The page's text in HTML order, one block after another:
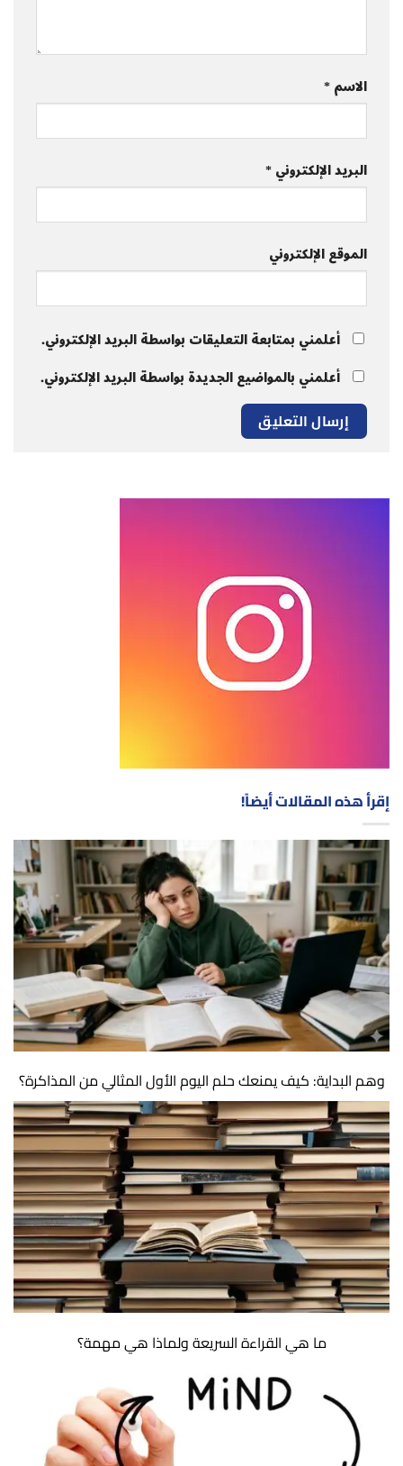
الاسم*
البريد الإلكتروني*
الموقع الإلكتروني
أعلمني بمتابعة التعليقات بواسطة البريد الإلكتروني.
أعلمني بالمواضيع الجديدة بواسطة البريد الإلكتروني.
إقرأ هذه المقالات أيضاً!
وهم البداية: كيف يمنعك حلم اليوم الأول المثالي من المذاكرة؟
ما هي القراءة السريعة ولماذا هي مهمة؟